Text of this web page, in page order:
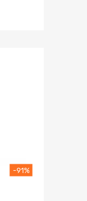
-91%